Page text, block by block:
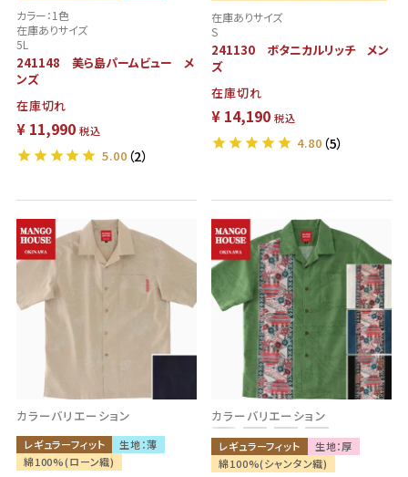
カラー：1色
在庫ありサイズ
5L
241148 美ら島パームビュー メ
ンズ
在庫切れ
¥ 11,990 税込
5.00 （2）
在庫ありサイズ
S
241130 ボタニカルリッチ メン
ズ
在庫切れ
¥ 14,190 税込
4.80 （5）
カラーバリエーション
レギュラーフィット
生地：薄
綿100%(ローン織)
カラーバリエーション
レギュラーフィット
生地：厚
綿100%(シャンタン織)